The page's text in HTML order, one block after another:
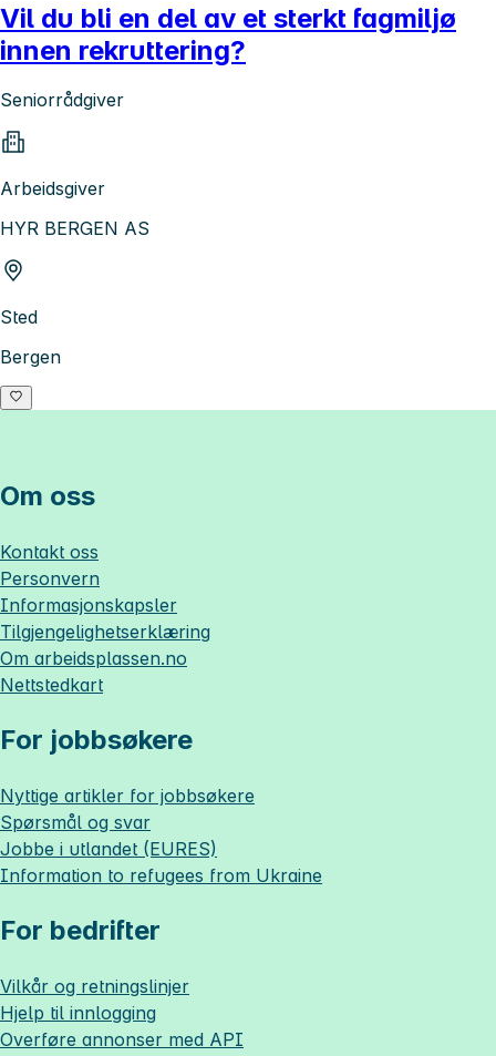
Vil du bli en del av et sterkt fagmiljø
innen rekruttering?
Seniorrådgiver
Arbeidsgiver
HYR BERGEN AS
Sted
Bergen
Om oss
Kontakt oss
Personvern
Informasjonskapsler
Tilgjengelighetserklæring
Om arbeidsplassen.no
Nettstedkart
For jobbsøkere
Nyttige artikler for jobbsøkere
Spørsmål og svar
Jobbe i utlandet (EURES)
Information to refugees from Ukraine
For bedrifter
Vilkår og retningslinjer
Hjelp til innlogging
Overføre annonser med API